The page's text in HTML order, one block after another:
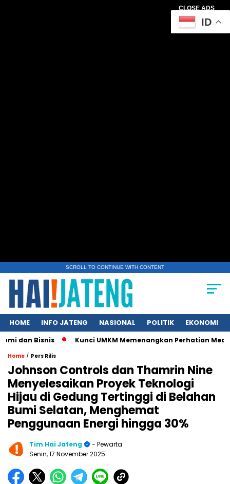
CLOSE ADS
SCROLL TO CONTINUE WITH CONTENT
HOME INFO JATENG NASIONAL POLITIK EKONOMI
Kunci UMKM Memenangkan Perhatian Media dan
Home / Pers Rilis
Johnson Controls dan Thamrin Nine
Menyelesaikan Proyek Teknologi
Hijau di Gedung Tertinggi di Belahan
Bumi Selatan, Menghemat
Penggunaan Energi hingga 30%
Tim Hai Jateng
- Pewarta
Senin, 17 November 2025
ID